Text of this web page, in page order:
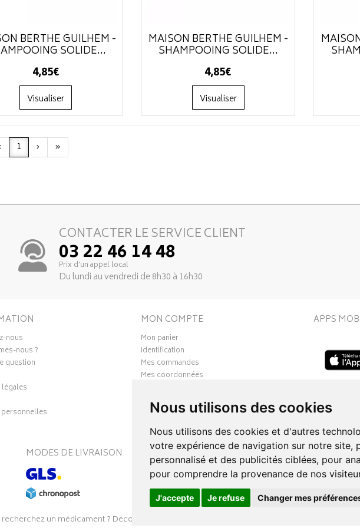
Nous utilisons des cookies
Nous utilisons des cookies et d'autres
votre expérience de navigation sur notre site,
personnalisé et des publicités ciblées, pour
pour comprendre la provenance de nos
J'accepte Je refuse Changer mes
BERTHE GUILHEM -
SOLIDE...
4,85€
Visualiser
MAISON BERTHE GUILHEM -
SHAMPOOING SOLIDE...
4,85€
Visualiser
1 › »
CONTACTER LE SERVICE CLIENT
03 22 46 14 48
Prix d’un appel local
Du lundi au vendredi de 8h30 à 16h30
nous
nous ?
question
MON COMPTE
Mon panier
Identification
Mes commandes
Mes coordonnées
Mes favoris
Mes préférences Cookies
APPS
MODES DE LIVRAISON SUIVEZ-NOUS SUR
un médicament ? Découvrez la pharmacie en ligne Pharmaleo.fr